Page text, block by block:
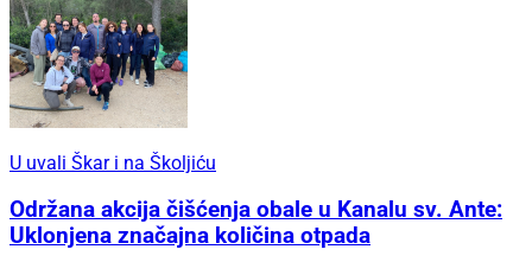
U uvali Škar i na Školjiću
Održana akcija čišćenja obale u Kanalu sv. Ante:
Uklonjena značajna količina otpada